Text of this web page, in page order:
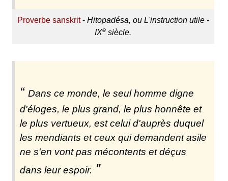
Proverbe sanskrit- Hitopadésa, ou L'instruction utile -
IXe siècle.
Dans ce monde, le seul homme digne
d'éloges, le plus grand, le plus honnête et
le plus vertueux, est celui d'auprès duquel
les mendiants et ceux qui demandent asile
ne s'en vont pas mécontents et déçus
dans leur espoir.